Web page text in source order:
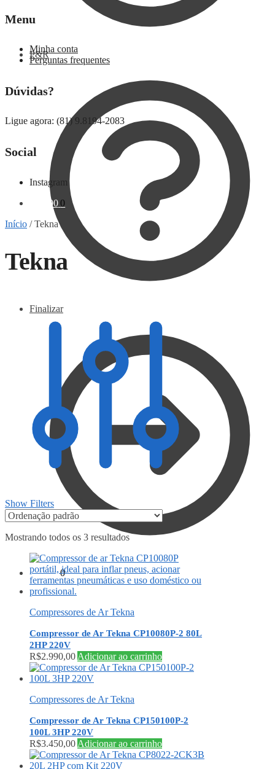
P&R
Finalizar
R$0,00 0
Menu
Minha conta
Perguntas frequentes
Dúvidas?
Ligue agora: (81) 9.8194-2083
Social
Instagram
0,00 0
Início /Tekna
Tekna
Show Filters
Mostrando todos os 3 resultados
Compressores de Ar Tekna
Compressor de Ar Tekna CP10080P-2 80L
2HP 220V
R$2.990,00Adicionar ao carrinho
Compressores de Ar Tekna
Compressor de Ar Tekna CP150100P-2
100L 3HP 220V
R$3.450,00Adicionar ao carrinho